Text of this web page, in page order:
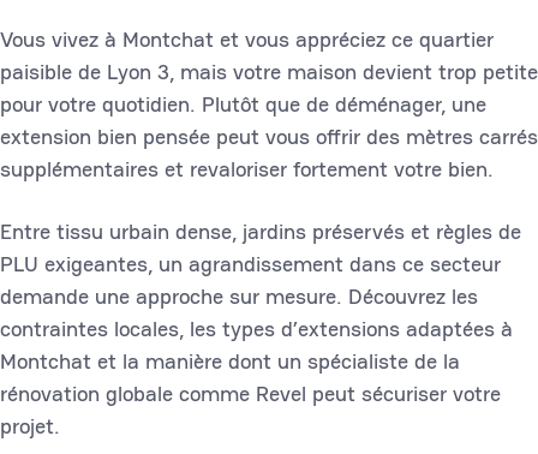
Vous vivez à Montchat et vous appréciez ce quartier
paisible de Lyon 3, mais votre maison devient trop petite
pour votre quotidien. Plutôt que de déménager, une
extension bien pensée peut vous offrir des mètres carrés
supplémentaires et revaloriser fortement votre bien.
Entre tissu urbain dense, jardins préservés et règles de
PLU exigeantes, un agrandissement dans ce secteur
demande une approche sur mesure. Découvrez les
contraintes locales, les types d’extensions adaptées à
Montchat et la manière dont un spécialiste de la
rénovation globale comme Revel peut sécuriser votre
projet.